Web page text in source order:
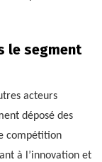
le segment
acteurs
déposé des
compétition
à l’innovation et